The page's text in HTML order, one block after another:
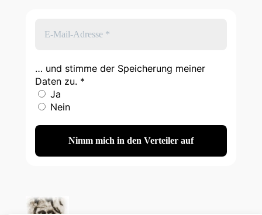
… und stimme der Speicherung meiner
Daten zu. *
Ja
Nein